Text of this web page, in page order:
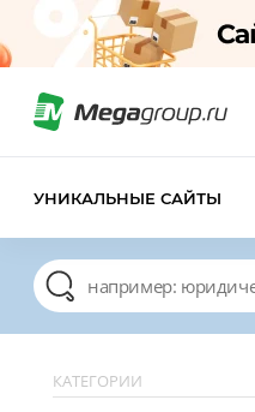
УНИКАЛЬНЫЕ САЙТЫ
КАТЕГОРИИ